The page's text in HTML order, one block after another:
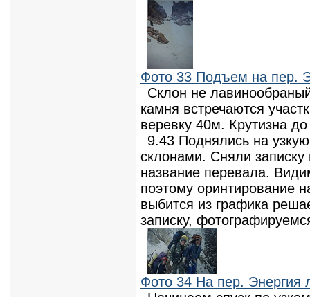
Фото 33 Подъем на пер.
Склон не
камня встречаются
веревку 40м. Крутизна до
9.43 Поднялись на
склонами. Сняли записку
название перевала.
поэтому оринтирование
выбится из графика
записку,
Фото 34 На пер. Энергия